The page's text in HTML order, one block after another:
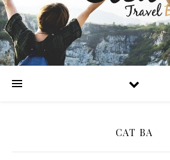
CAT BA